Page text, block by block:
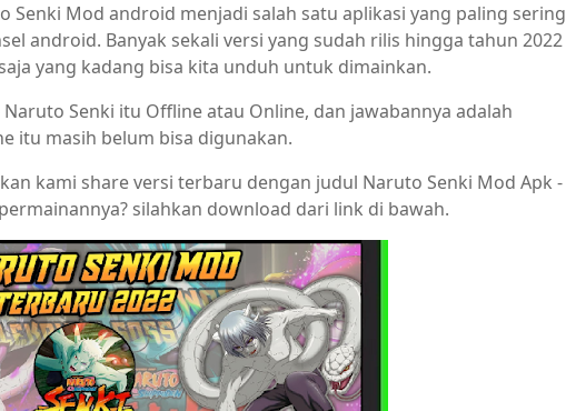
Senki Mod android menjadi salah satu aplikasi yang paling sering
android. Banyak sekali versi yang sudah rilis hingga tahun 2022
yang kadang bisa kita unduh untuk dimainkan.
Senki itu Offline atau Online, dan jawabannya adalah
itu masih belum bisa digunakan.
kami share versi terbaru dengan judul Naruto Senki Mod Apk -
silahkan download dari link di bawah.